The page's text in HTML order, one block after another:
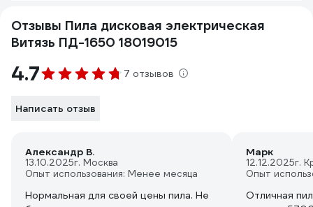
Отзывы Пила дисковая электрическая
Витязь ПД-1650 18019015
4.7 7 отзывов
Написать отзыв
Александр В.
13.10.2025г. Москва
Опыт использования: Менее месяца
Нормальная для своей цены пила. Не
Марк
12.12.2025г.
Опыт
Отличная